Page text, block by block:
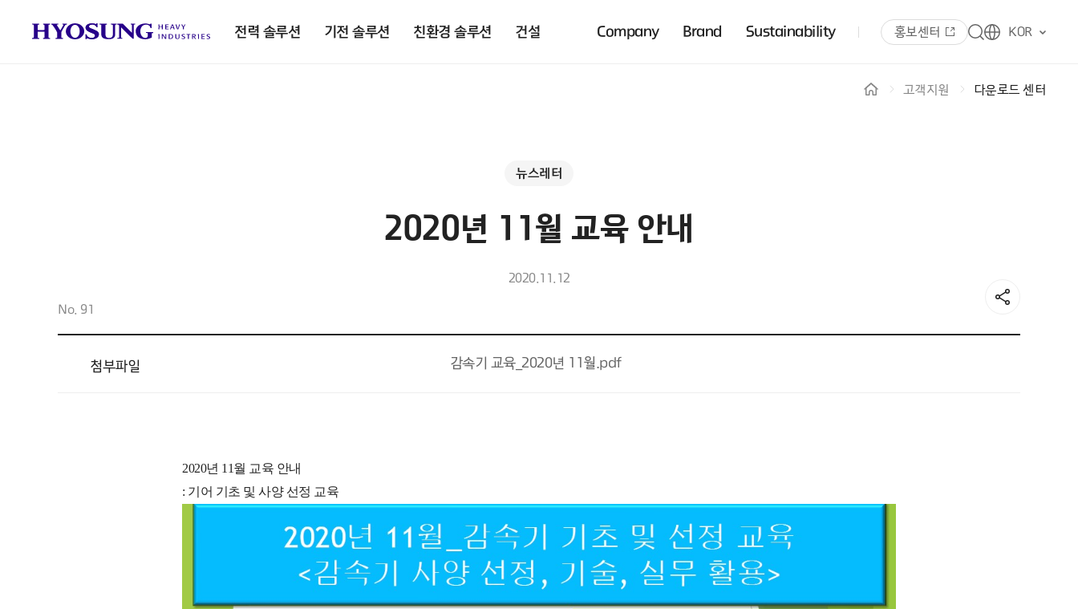
전력 솔루션 기전 솔루션 친환경 솔루션 건설 Company Brand Sustainability 홍보센터 KOR
고객지원 다운로드 센터
뉴스레터
2020년 11월 교육 안내
2020.11.12
No. 91
첨부파일 감속기 교육_2020년 11월.pdf
2020년 11월 교육 안내
: 기어 기초 및 사양 선정 교육